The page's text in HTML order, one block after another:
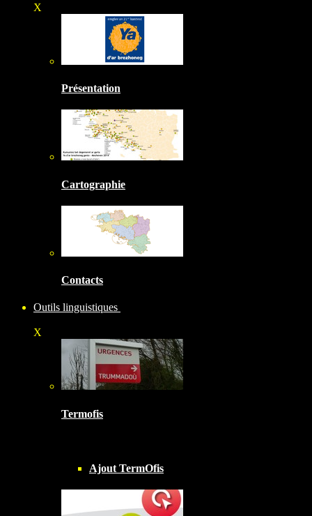
X
Présentation
Cartographie
Contacts
Outils linguistiques
X
Termofis
Ajout TermOfis